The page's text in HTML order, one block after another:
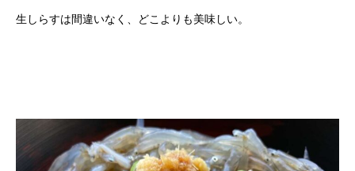
生しらすは間違いなく、どこよりも美味しい。